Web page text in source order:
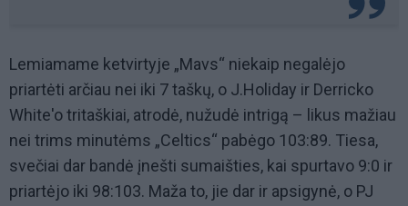
Lemiamame ketvirtyje „Mavs“ niekaip negalėjo
priartėti arčiau nei iki 7 taškų, o J.Holiday ir Derricko
White'o tritaškiai, atrodė, nužudė intrigą – likus mažiau
nei trims minutėms „Celtics“ pabėgo 103:89. Tiesa,
svečiai dar bandė įnešti sumaišties, kai spurtavo 9:0 ir
priartėjo iki 98:103. Maža to, jie dar ir apsigynė, o PJ